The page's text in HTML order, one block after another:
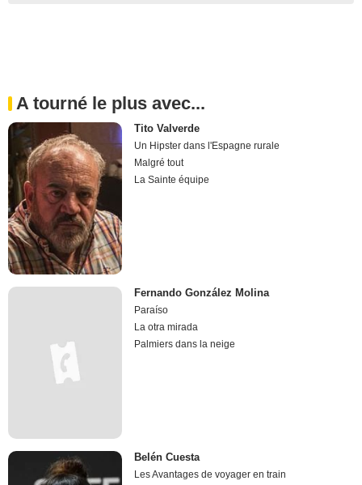
A tourné le plus avec...
Tito Valverde
Un Hipster dans l'Espagne rurale
Malgré tout
La Sainte équipe
Fernando González Molina
Paraíso
La otra mirada
Palmiers dans la neige
Belén Cuesta
Les Avantages de voyager en train